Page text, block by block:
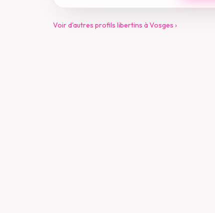
Voir d'autres profils libertins à Vosges ›